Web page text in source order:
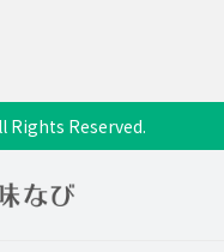
Rights Reserved.